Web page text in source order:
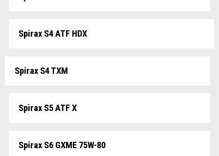
Spirax S4 ATF HDX
Spirax S4 TXM
Spirax S5 ATF X
Spirax S6 GXME 75W-80